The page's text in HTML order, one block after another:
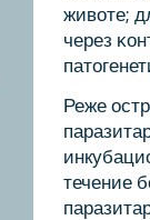
животе;
через
Реже
течение